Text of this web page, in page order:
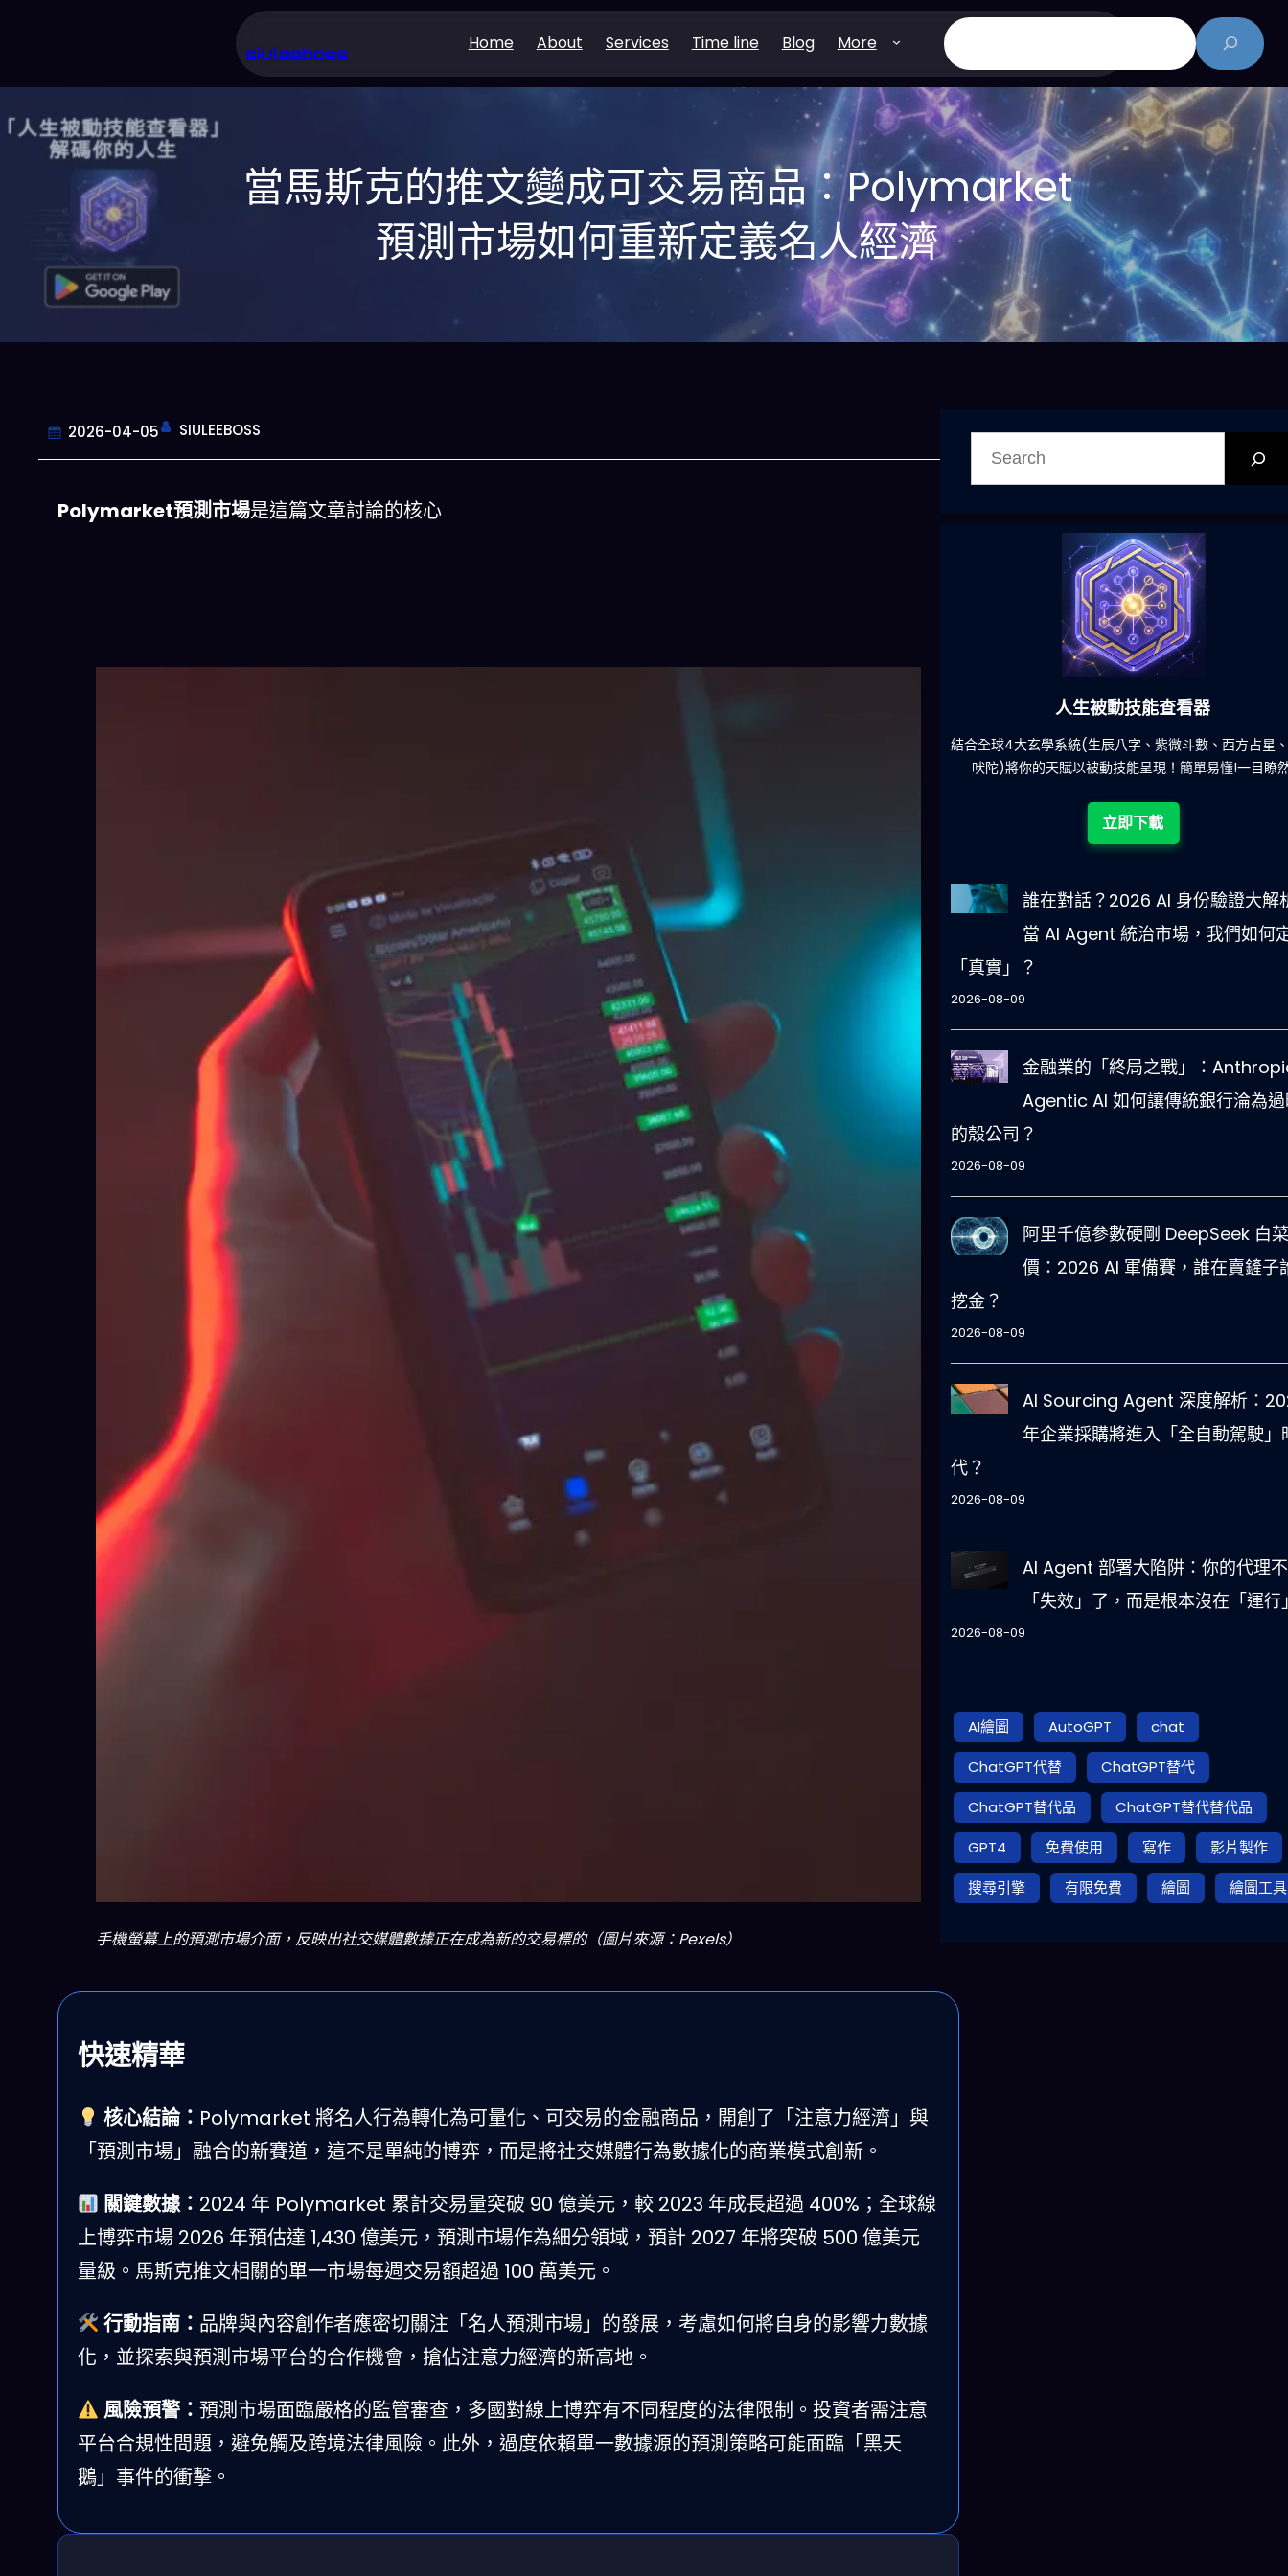
主
要
siuleeboss Home About Services Time line Blog More
搜
尋
當馬斯克的推文變成可交易商品：Polymarket
預測市場如何重新定義名人經濟
2026-04-05 SIULEEBOSS
Polymarket預測市場是這篇文章討論的核心
手機螢幕上的預測市場介面，反映出社交媒體數據正在成為新的交易標的（圖片來源：Pexels）
快速精華
核心結論： Polymarket 將名人行為轉化為可量化、可交易的金融商品，開創了「注意力經濟」與
「預測市場」融合的新賽道，這不是單純的博弈，而是將社交媒體行為數據化的商業模式創新。
關鍵數據： 2024 年 Polymarket 累計交易量突破 90 億美元，較 2023 年成長超過 400%；全球線
上博弈市場 2026 年預估達 1,430 億美元，預測市場作為細分領域，預計 2027 年將突破 500 億美元
量級。馬斯克推文相關的單一市場每週交易額超過 100 萬美元。
行動指南： 品牌與內容創作者應密切關注「名人預測市場」的發展，考慮如何將自身的影響力數據
化，並探索與預測市場平台的合作機會，搶佔注意力經濟的新高地。
風險預警： 預測市場面臨嚴格的監管審查，多國對線上博弈有不同程度的法律限制。投資者需注意
平台合規性問題，避免觸及跨境法律風險。此外，過度依賴單一數據源的預測策略可能面臨「黑天
鵝」事件的衝擊。
人生被動技能查看器
結合全球4大玄學系統(生辰八字、紫微斗數、西方占星
吠陀)將你的天賦以被動技能呈現！簡單易懂!一目瞭
立即下載
誰在對話？2026 AI 身份驗證大解
當 AI Agent 統治市場，我們如何
「真實」？
2026-08-09
金融業的「終局之戰」：
Agentic AI 如何讓傳統銀行淪為
的殼公司？
2026-08-09
阿里千億參數硬剛 DeepSeek 白菜
價：2026 AI 軍備賽，誰在賣鏟子
挖金？
2026-08-09
AI Sourcing Agent 深度解析：
年企業採購將進入「全自動駕駛」
代？
2026-08-09
AI Agent 部署大陷阱：你的代理
「失效」了，而是根本沒在「運行
2026-08-09
AI繪圖 AutoGPT
chat
ChatGPT代替
ChatGPT替代
ChatGPT替代品
ChatGPT替代替代品
GPT4
免費使用 寫作
影片製作
搜尋引擎
有限免費 繪圖 繪圖工具